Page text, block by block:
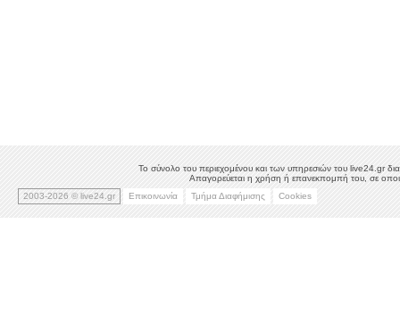
Το σύνολο του περιεχομένου και των υπηρεσιών του live24.gr
Απαγορεύεται η χρήση ή επανεκπομπή του, σε
2003-2026 © live24.gr
Επικοινωνία Τμήμα Διαφήμισης Cookies